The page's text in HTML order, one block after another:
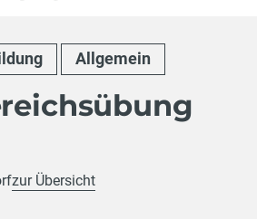
Allgemein
zur Übersicht